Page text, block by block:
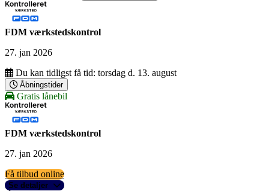
FDM værkstedskontrol
27. jan 2026
Du kan tidligst få tid: torsdag d. 13. august
Åbningstider
Gratis lånebil
FDM værkstedskontrol
27. jan 2026
Få tilbud online
Se detaljer